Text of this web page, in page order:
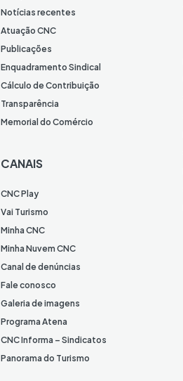
Notícias recentes
Atuação CNC
Publicações
Enquadramento Sindical
Cálculo de Contribuição
Transparência
Memorial do Comércio
CANAIS
CNC Play
Vai Turismo
Minha CNC
Minha Nuvem CNC
Canal de denúncias
Fale conosco
Galeria de imagens
Programa Atena
CNC Informa – Sindicatos
Panorama do Turismo